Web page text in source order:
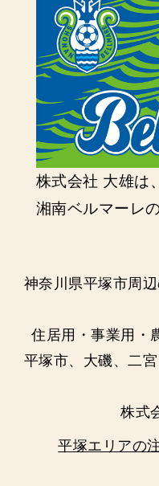
株式会社 大雄は、
湘南ベルマーレ
神奈川県平塚市周
住居用・事業用・
平塚市、大磯、二
株式
平塚エリアの